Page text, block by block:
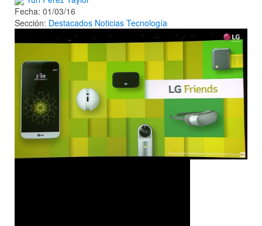
Fecha: 01/03/16
Sección: Destacados Noticias Tecnología